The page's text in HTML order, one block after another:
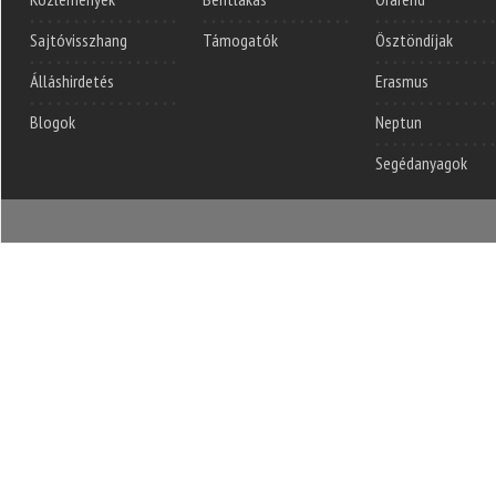
Sajtóvisszhang
Álláshirdetés
Blogok
Támogatók
Ösztöndíjak
Erasmus
Neptun
Segédanyagok